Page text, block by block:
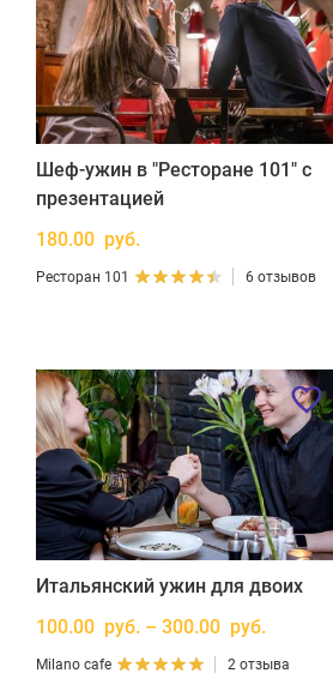
Шеф-ужин в "Ресторане 101" с
презентацией
180.00 руб.
Ресторан 101 6 отзывов
Итальянский ужин для двоих
100.00 руб. – 300.00 руб.
Milano cafe 2 отзыва